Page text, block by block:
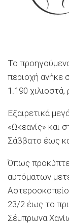
Το
περιοχή ανήκε
1.190
Εξαιρετικά
«Ωκεανίς» και
Σάββατο έως
Όπως
αυτόματων
23/2 έως το
Σέμπρωνα